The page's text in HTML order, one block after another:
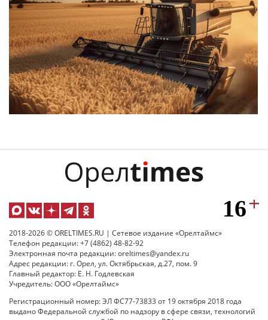
2018-2026 © ORELTIMES.RU | Сетевое издание «Орелтаймс»
Телефон редакции: +7 (4862) 48-82-92
Электронная почта редакции: oreltimes@yandex.ru
Адрес редакции: г. Орел, ул. Октябрьская, д.27, пом. 9
Главный редактор: Е. Н. Годлевская
Учредитель: ООО «Орелтаймс»
Регистрационный номер: ЭЛ ФС77-73833 от 19 октября 2018 года
выдано Федеральной службой по надзору в сфере связи, технологий